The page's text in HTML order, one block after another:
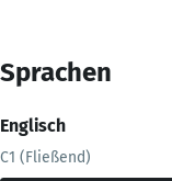
Sprachen
Englisch
C1 (Fließend)